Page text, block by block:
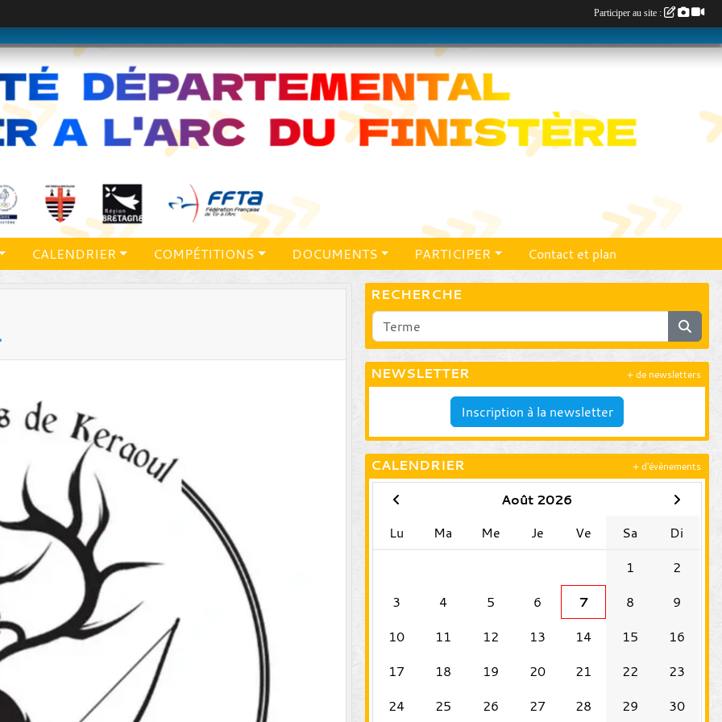
CALENDRIER COMPÉTITIONS DOCUMENTS PARTICIPER Contact et plan
RECHERCHE
NEWSLETTER
Inscription à la newsletter
+ de newsletters
CALENDRIER
Août 2026
Lu
Ma Me Je Ve Sa
Di
1
2
3
4 5 6 7 8
9
10
11 12 13 14 15
16
17
18 19 20 21 22
23
24
25 26 27 28 29 30
+ d'évènements
Participer au site :